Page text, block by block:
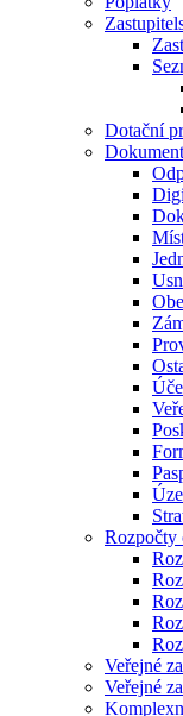
Dotační
Rozpočty
Veřejné
Veřejné